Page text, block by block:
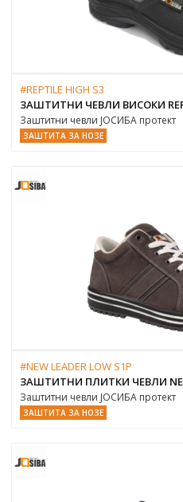
#REPTILE HIGH S3
ЗАШТИТНИ ЧЕВЛИ ВИСОКИ
Заштитни чевли ЈОСИБА протект
ЗАШТИТА ЗА НОЗЕ
#NEW LEADER LOW S1P
ЗАШТИТНИ ПЛИТКИ ЧЕВЛИ NEW
Заштитни чевли ЈОСИБА протект
ЗАШТИТА ЗА НОЗЕ